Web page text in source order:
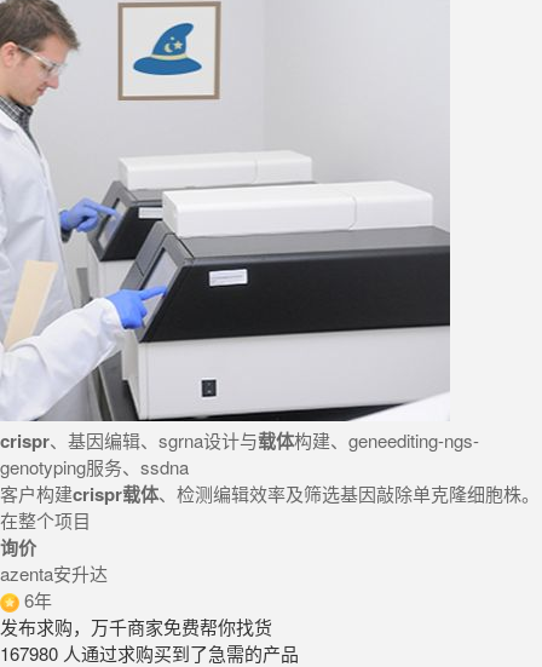
crispr、基因编辑、sgrna设计与载体构建、geneediting-ngs-
genotyping服务、ssdna
客户构建crispr载体、检测编辑效率及筛选基因敲除单克隆细胞株。
在整个项目
询价
azenta安升达
6年
发布求购，万千商家免费帮你找货
167980 人通过求购买到了急需的产品